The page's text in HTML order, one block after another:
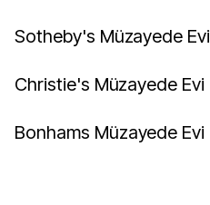
Sotheby's Müzayede Evi
Christie's Müzayede Evi
Bonhams Müzayede Evi